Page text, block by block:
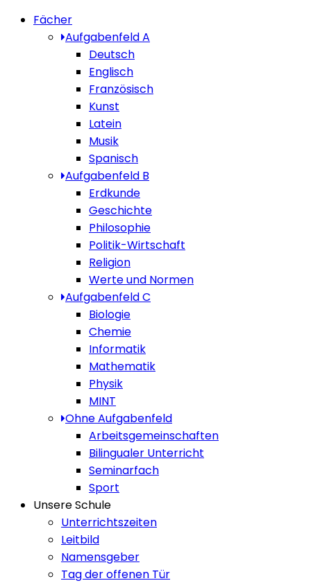
Fächer
Aufgabenfeld A
Deutsch
Englisch
Französisch
Kunst
Latein
Musik
Spanisch
Aufgabenfeld B
Erdkunde
Geschichte
Philosophie
Politik-Wirtschaft
Religion
Werte und Normen
Aufgabenfeld C
Biologie
Chemie
Informatik
Mathematik
Physik
MINT
Ohne Aufgabenfeld
Arbeitsgemeinschaften
Bilingualer Unterricht
Seminarfach
Sport
Unsere Schule
Unterrichtszeiten
Leitbild
Namensgeber
Tag der offenen Tür